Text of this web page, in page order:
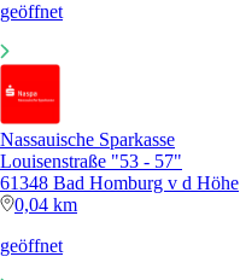
geöffnet
Nassauische Sparkasse
Louisenstraße "53 - 57"
61348 Bad Homburg v d Höhe
0,04 km
geöffnet